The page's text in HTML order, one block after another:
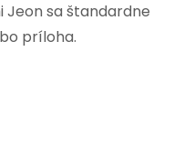
Jeon sa štandardne
príloha.